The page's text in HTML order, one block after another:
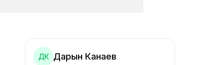
ДК Дарын Канаев